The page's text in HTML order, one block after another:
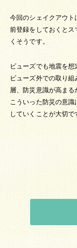
今回のシェイクアウ
前登録をしておくと
くそうです。
ビューズでも地震を想
ビューズ外での取り
層、防災意識が高まる
こういった防災の意
していくことが大切で